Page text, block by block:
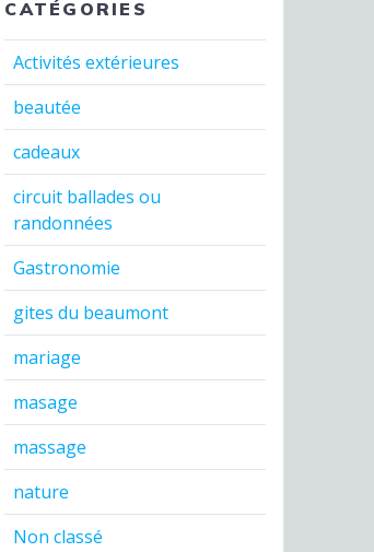
CATÉGORIES
Activités extérieures
beautée
cadeaux
circuit ballades ou
randonnées
Gastronomie
gites du beaumont
mariage
masage
massage
nature
Non classé